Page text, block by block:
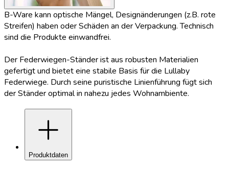
B-Ware kann optische Mängel, Designänderungen (z.B. rote
Streifen) haben oder Schäden an der Verpackung. Technisch
sind die Produkte einwandfrei.
Der Federwiegen-Ständer ist aus robusten Materialien
gefertigt und bietet eine stabile Basis für die Lullaby
Federwiege. Durch seine puristische Linienführung fügt sich
der Ständer optimal in nahezu jedes Wohnambiente.
add
Produktdaten